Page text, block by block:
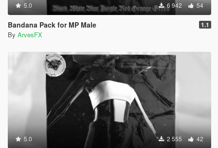
5.0 6 942 54
Bandana Pack for MP Male 1.1
By ArvesFX
5.0 2 555 42